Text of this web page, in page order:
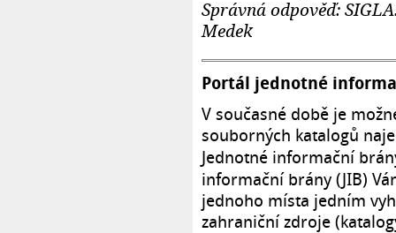
Správná odpověď:
Medek
Portál jednotné
V současné době je
souborných katalogů
Jednotné informační
informační brány (JIB)
jednoho místa jedním
zahraniční zdroje